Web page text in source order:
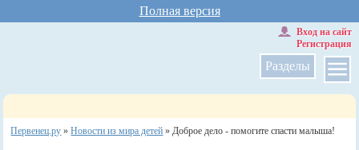
Полная версия
Разделы
Вход на сайт
Регистрация
Первенец.ру »Новости из мира детей »Доброе дело - помогите спасти малыша!